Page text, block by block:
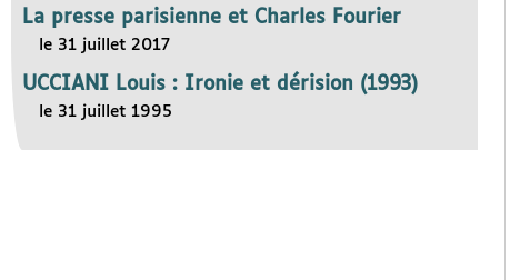
La presse parisienne et Charles Fourier
le 31 juillet 2017
UCCIANI Louis : Ironie et dérision (1993)
le 31 juillet 1995